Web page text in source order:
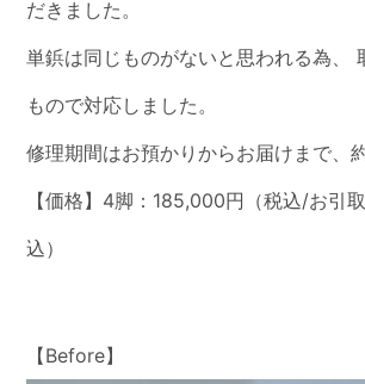
だきました。
単鋲は同じものがないと思われる為、
もので対応しました。
修理期間はお預かりからお届けまで、
【価格】4脚：185,000円（税込/お引
込）
【Before】